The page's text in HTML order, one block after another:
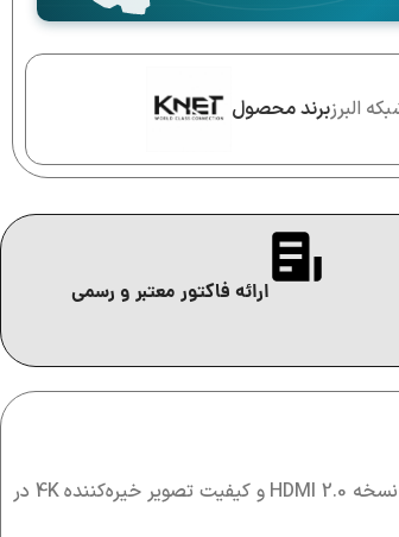
برند محصول
ارائه فاکتور معتبر و رسمی
با پشتیبانی از نسخه HDMI 2.0 و کیفیت تصویر خیره‌کننده 4K در